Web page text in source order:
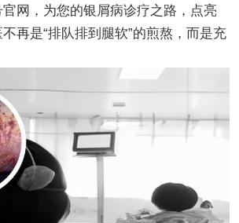
网，为您的银屑病诊疗之路，点亮
再是“排队排到腿软”的煎熬，而是充